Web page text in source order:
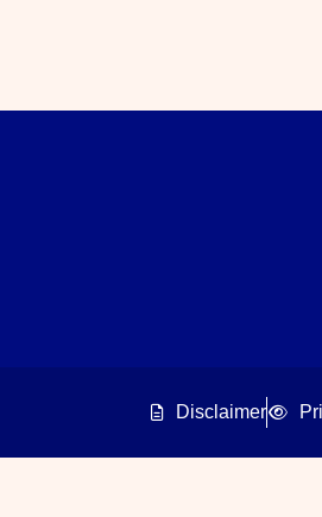
Disclaimer